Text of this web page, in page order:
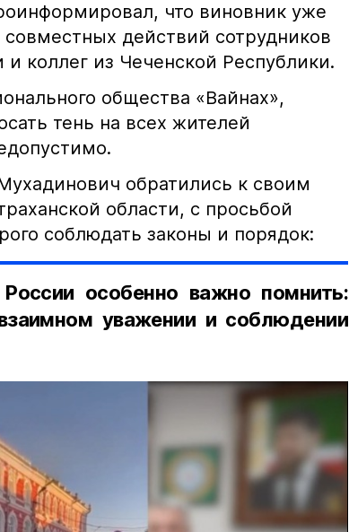
что виновник уже
совместных действий сотрудников
коллег из Чеченской Республики.
общества «Вайнах»,
тень на всех жителей
обратились к своим
области, с просьбой
соблюдать законы и порядок:
особенно важно помнить:
уважении и соблюдении